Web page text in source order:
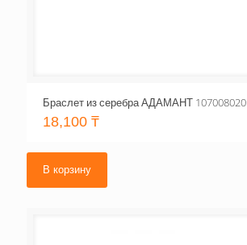
Браслет из серебра АДАМАНТ 107008020
18,100 ₸
В корзину